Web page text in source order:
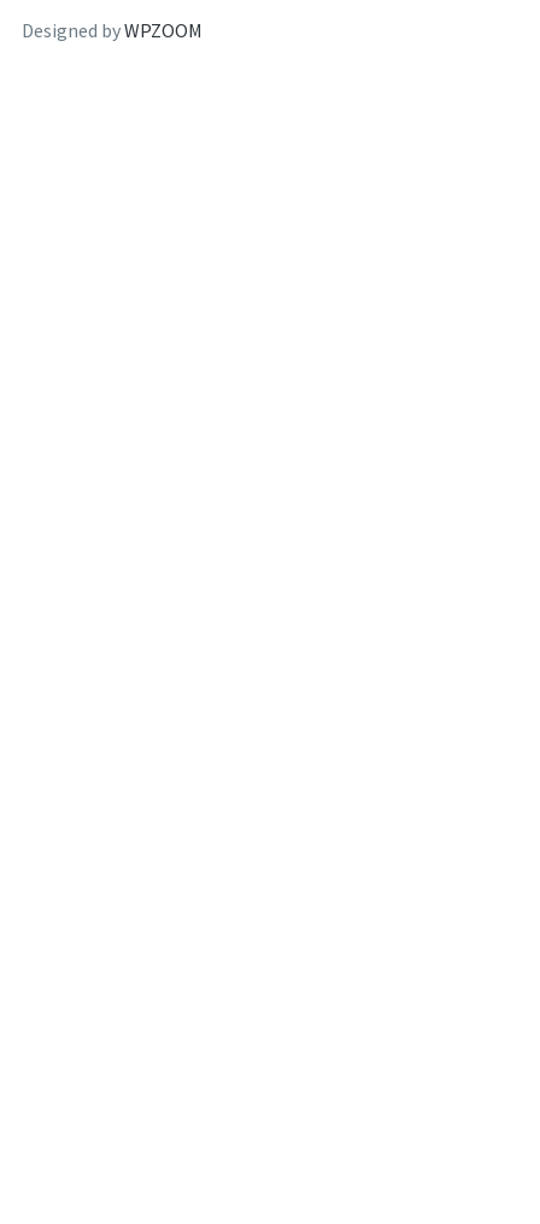
Designed byWPZOOM